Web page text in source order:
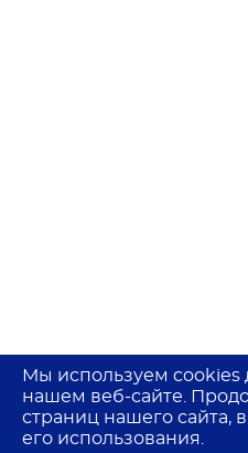
Мы используем cookies
нашем веб-сайте.
страниц нашего сайта,
его использования.